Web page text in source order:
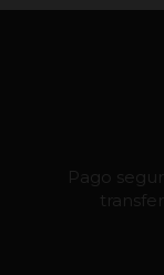
Pago